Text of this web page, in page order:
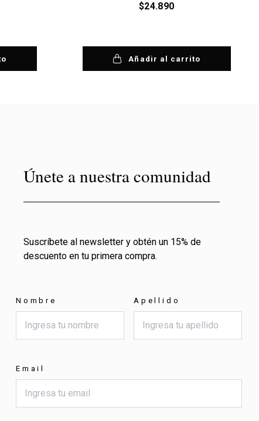
$24.890
Añadir al carrito
Únete a nuestra comunidad
Suscríbete al newsletter y obtén un 15% de
descuento en tu primera compra.
Nombre Apellido
Email